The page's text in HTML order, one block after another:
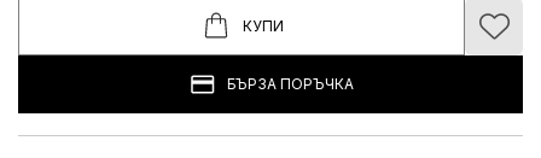
КУПИ
БЪРЗА ПОРЪЧКА